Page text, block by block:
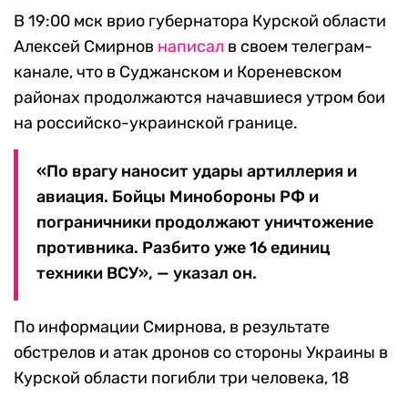
В 19:00 мск врио губернатора Курской области
Алексей Смирнов написал в своем телеграм-
канале, что в Суджанском и Кореневском
районах продолжаются начавшиеся утром бои
на российско-украинской границе.
«По врагу наносит удары артиллерия и
авиация. Бойцы Минобороны РФ и
пограничники продолжают уничтожение
противника. Разбито уже 16 единиц
техники ВСУ», — указал он.
По информации Смирнова, в результате
обстрелов и атак дронов со стороны Украины в
Курской области погибли три человека, 18